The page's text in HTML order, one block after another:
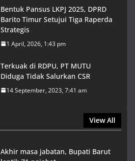
Bentuk Pansus LKPJ 2025, DPRD
Barito Timur Setujui Tiga Raperda
Strategis
1 April, 2026, 1:43 pm
Terkuak di RDPU, PT MUTU
Diduga Tidak Salurkan CSR
14 September, 2023, 7:41 am
View All
Akhir masa jabatan, Bupati Barut